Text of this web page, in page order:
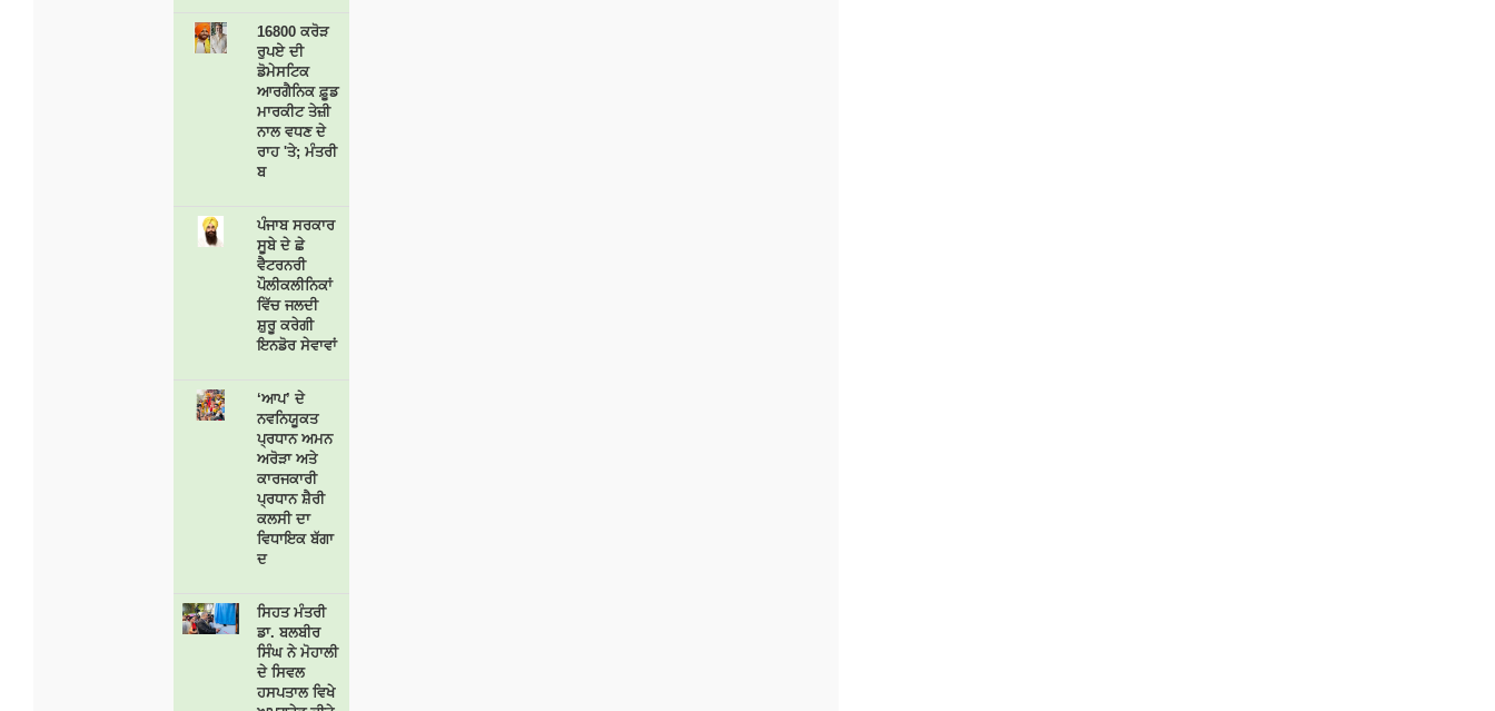
16800 ਕਰੋੜ
ਰੁਪਏ ਦੀ
ਡੋਮੇਸਟਿਕ
ਆਰਗੈਨਿਕ ਫ਼ੂਡ
ਮਾਰਕੀਟ ਤੇਜ਼ੀ
ਨਾਲ ਵਧਣ ਦੇ
ਰਾਹ 'ਤੇ; ਮੰਤਰੀ
ਬ
ਪੰਜਾਬ ਸਰਕਾਰ
ਸੂਬੇ ਦੇ ਛੇ
ਵੈਟਰਨਰੀ
ਪੌਲੀਕਲੀਨਿਕਾਂ
ਵਿੱਚ ਜਲਦੀ
ਸ਼ੁਰੂ ਕਰੇਗੀ
ਇਨਡੋਰ ਸੇਵਾਵਾਂ
‘ਆਪ’ ਦੇ
ਨਵਨਿਯੂਕਤ
ਪ੍ਰਧਾਨ ਅਮਨ
ਅਰੋੜਾ ਅਤੇ
ਕਾਰਜਕਾਰੀ
ਪ੍ਰਧਾਨ ਸ਼ੈਰੀ
ਕਲਸੀ ਦਾ
ਵਿਧਾਇਕ ਬੱਗਾ
ਦ
ਸਿਹਤ ਮੰਤਰੀ
ਡਾ. ਬਲਬੀਰ
ਸਿੰਘ ਨੇ ਮੋਹਾਲੀ
ਦੇ ਸਿਵਲ
ਹਸਪਤਾਲ ਵਿਖੇ